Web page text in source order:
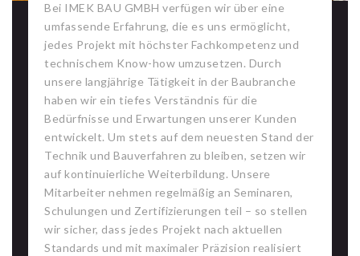
Bei IMEK BAU GMBH verfügen wir über eine
umfassende Erfahrung, die es uns ermöglicht,
jedes Projekt mit höchster Fachkompetenz und
technischem Know-how umzusetzen. Durch
unsere langjährige Tätigkeit in der Baubranche
haben wir ein tiefes Verständnis für die
Bedürfnisse und Erwartungen unserer Kunden
entwickelt. Um stets auf dem neuesten Stand der
Technik und Bauverfahren zu bleiben, setzen wir
auf kontinuierliche Weiterbildung. Unsere
Mitarbeiter nehmen regelmäßig an Seminaren,
Schulungen und Zertifizierungen teil – so stellen
wir sicher, dass jedes Projekt nach aktuellen
Standards und mit maximaler Präzision realisiert